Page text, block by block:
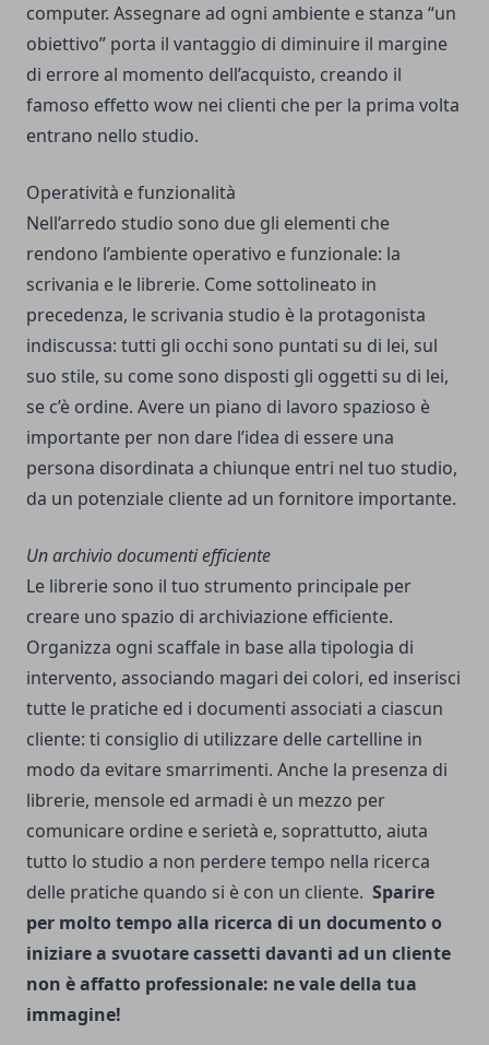
computer. Assegnare ad ogni ambiente e stanza “un
obiettivo” porta il vantaggio di diminuire il margine
di errore al momento dell’acquisto, creando il
famoso effetto wow nei clienti che per la prima volta
entrano nello studio.
Operatività e funzionalità
Nell’arredo studio sono due gli elementi che
rendono l’ambiente operativo e funzionale: la
scrivania e le librerie. Come sottolineato in
precedenza, le scrivania studio è la protagonista
indiscussa: tutti gli occhi sono puntati su di lei, sul
suo stile, su come sono disposti gli oggetti su di lei,
se c’è ordine. Avere un piano di lavoro spazioso è
importante per non dare l’idea di essere una
persona disordinata a chiunque entri nel tuo studio,
da un potenziale cliente ad un fornitore importante.
Un archivio documenti efficiente
Le librerie sono il tuo strumento principale per
creare uno spazio di archiviazione efficiente.
Organizza ogni scaffale in base alla tipologia di
intervento, associando magari dei colori, ed inserisci
tutte le pratiche ed i documenti associati a ciascun
cliente: ti consiglio di utilizzare delle cartelline in
modo da evitare smarrimenti. Anche la presenza di
librerie, mensole ed armadi è un mezzo per
comunicare ordine e serietà e, soprattutto, aiuta
tutto lo studio a non perdere tempo nella ricerca
delle pratiche quando si è con un cliente. Sparire
per molto tempo alla ricerca di un documento o
iniziare a svuotare cassetti davanti ad un cliente
non è affatto professionale: ne vale della tua
immagine!